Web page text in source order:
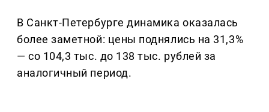
В Санкт-Петербурге динамика оказалась
более заметной: цены поднялись на 31,3%
— со 104,3 тыс. до 138 тыс. рублей за
аналогичный период.